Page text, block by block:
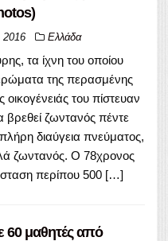
2016 Ελλάδα
τα ίχνη του οποίου
της περασμένης
του πίστευαν
βρεθεί ζωντανός πέντε
διαύγεια πνεύματος,
ζωντανός. Ο 78χρονος
περίπου 500 […]
μαθητές από